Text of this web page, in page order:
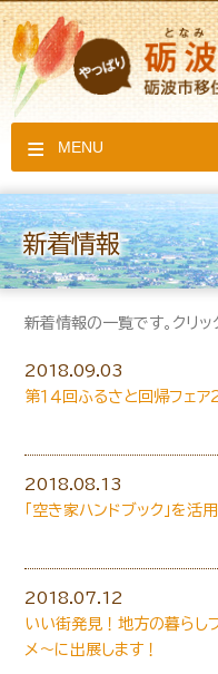
MENU
新着情報
新着情報の一覧です。クリッ
2018.09.03
第１４回ふるさと回帰フ
2018.08.13
「空き家ハンドブック」を活
2018.07.12
いい街発見！地方の暮らし
メ～に出展します！